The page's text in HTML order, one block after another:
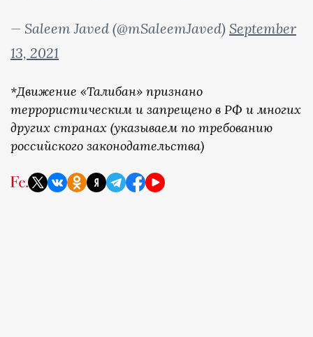
— Saleem Javed (@mSaleemJaved) September
13, 2021
*Движение «Талибан» признано
террористическим и запрещено в РФ и многих
других странах (указываем по требованию
российского законодательства)